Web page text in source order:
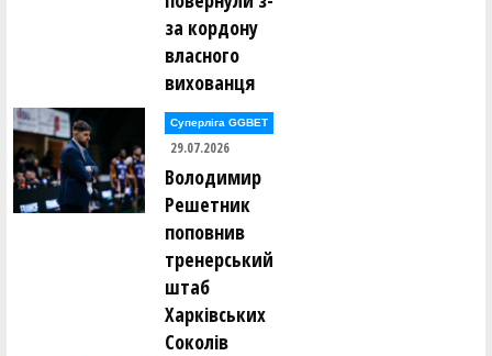
за кордону
власного
вихованця
Суперліга GGBET
29.07.2026
Володимир
Решетник
поповнив
тренерський
штаб
Харківських
Соколів